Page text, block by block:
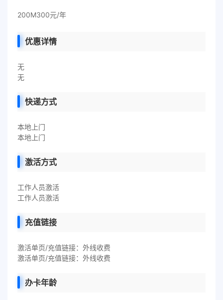
200M300元/年
优惠详情
无
无
快递方式
本地上门
本地上门
激活方式
工作人员激活
工作人员激活
充值链接
激活单页/充值链接：外线收费
激活单页/充值链接：外线收费
办卡年龄